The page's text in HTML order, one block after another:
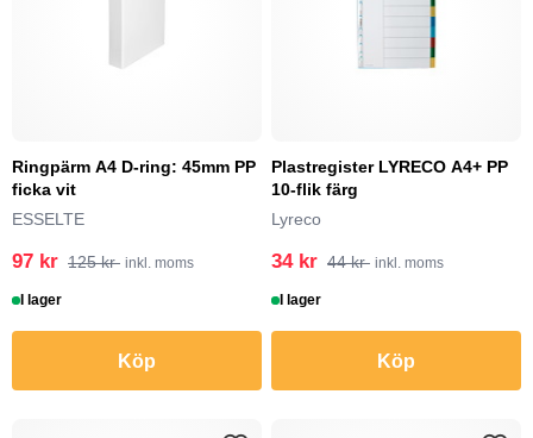
Ringpärm A4 D-ring: 45mm PP
ficka vit
ESSELTE
97 kr 125 kr inkl. moms
I lager
Köp
Plastregister LYRECO A4+ PP
10-flik färg
Lyreco
34 kr 44 kr inkl. moms
I lager
Köp